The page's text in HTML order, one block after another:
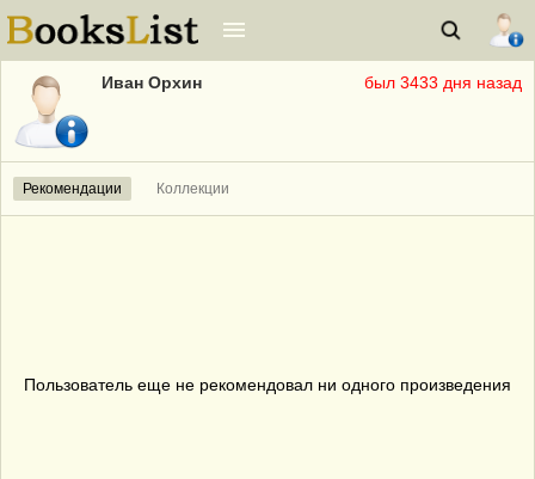
был 3433 дня назад
Иван Орхин
Рекомендации Коллекции
Пользователь еще не рекомендовал ни одного произведения